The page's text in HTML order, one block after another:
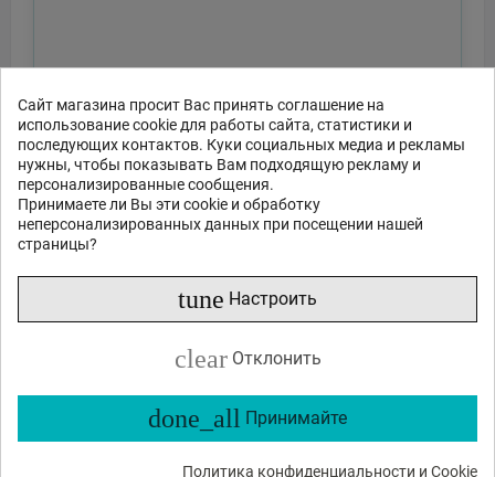
Сайт магазина просит Вас принять соглашение на
использование cookie для работы сайта, статистики и
последующих контактов. Куки социальных медиа и рекламы
нужны, чтобы показывать Вам подходящую рекламу и
персонализированные сообщения.
Принимаете ли Вы эти cookie и обработку
неперсонализированных данных при посещении нашей
страницы?
tune Настроить
clear Отклонить
done_all Принимайте
Политика конфиденциальности и Cookie